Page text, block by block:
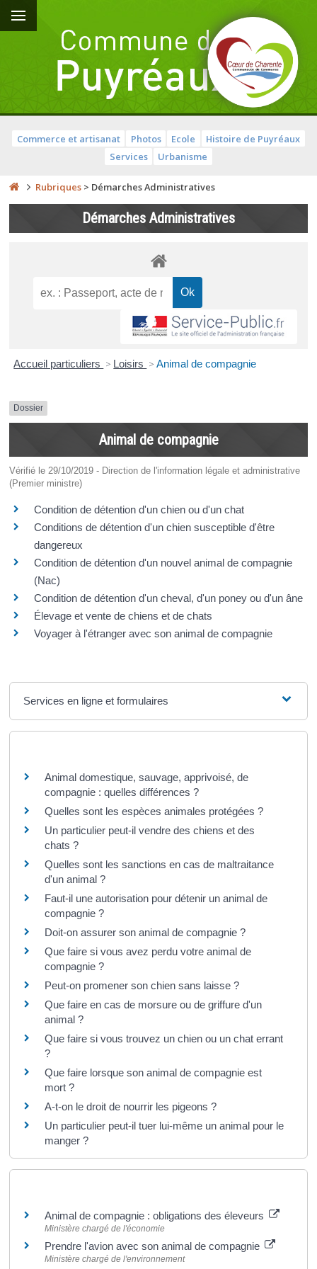
Commerce et artisanat Photos Ecole
Histoire de Puyréaux
Services
Urbanisme
Rubriques > Démarches Administratives
Démarches Administratives
Accueil particuliers > Loisirs > Animal de compagnie
Dossier
Animal de compagnie
Vérifié le 29/10/2019 - Direction de l'information légale et administrative
(Premier ministre)
Condition de détention d'un chien ou d'un chat
Conditions de détention d'un chien susceptible d'être
dangereux
Condition de détention d'un nouvel animal de compagnie
(Nac)
Condition de détention d'un cheval, d'un poney ou d'un âne
Élevage et vente de chiens et de chats
Voyager à l'étranger avec son animal de compagnie
Services en ligne et formulaires
Animal domestique, sauvage, apprivoisé, de
compagnie : quelles différences ?
Quelles sont les espèces animales protégées ?
Un particulier peut-il vendre des chiens et des
chats ?
Quelles sont les sanctions en cas de maltraitance
d'un animal ?
Faut-il une autorisation pour détenir un animal de
compagnie ?
Doit-on assurer son animal de compagnie ?
Que faire si vous avez perdu votre animal de
compagnie ?
Peut-on promener son chien sans laisse ?
Que faire en cas de morsure ou de griffure d'un
animal ?
Que faire si vous trouvez un chien ou un chat errant
?
Que faire lorsque son animal de compagnie est
mort ?
A-t-on le droit de nourrir les pigeons ?
Un particulier peut-il tuer lui-même un animal pour le
manger ?
Animal de compagnie : obligations des éleveurs
Ministère chargé de l'économie
Prendre l'avion avec son animal de compagnie
Ministère chargé de l'environnement